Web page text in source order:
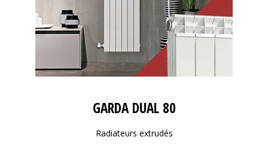
GARDA DUAL 80
Radiateurs extrudés